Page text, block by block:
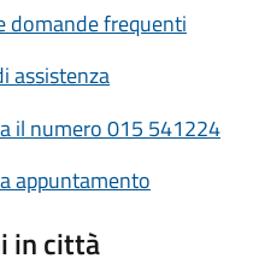
domande frequenti
assistenza
il numero 015 541224
appuntamento
in città